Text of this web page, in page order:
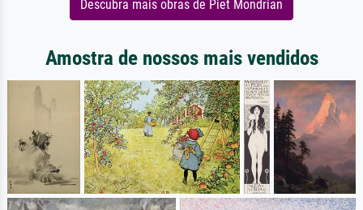
Descubra mais obras de Piet Mondrian
Amostra de nossos mais vendidos